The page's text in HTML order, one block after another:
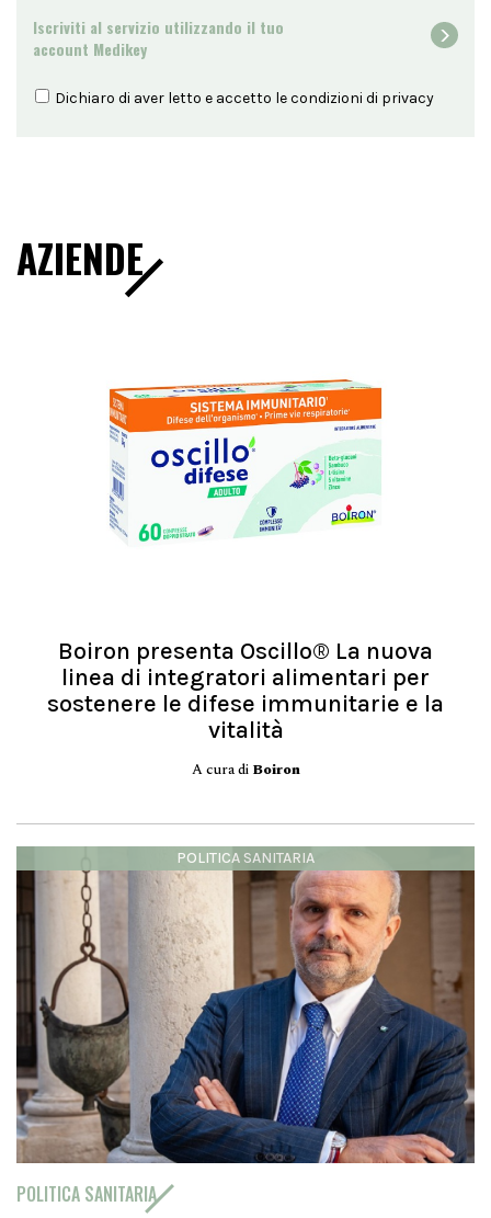
Iscriviti al servizio utilizzando il tuo
account Medikey
Dichiaro di aver letto e accetto le condizioni di privacy
AZIENDE
Boiron presenta Oscillo® La nuova
linea di integratori alimentari per
sostenere le difese immunitarie e la
vitalità
A cura di Boiron
POLITICA SANITARIA
POLITICA SANITARIA